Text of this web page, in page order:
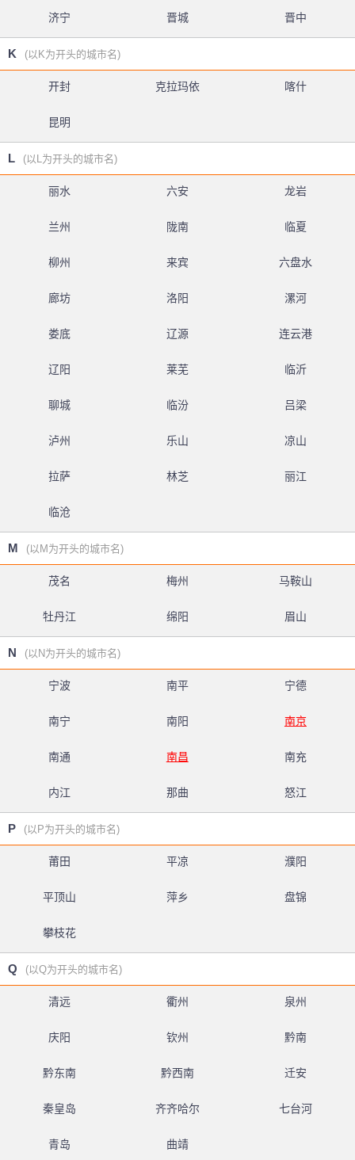
济宁 晋城 晋中
K (以K为开头的城市名)
开封 克拉玛依 喀什
昆明
L (以L为开头的城市名)
丽水 六安 龙岩
兰州 陇南 临夏
柳州 来宾 六盘水
廊坊 洛阳 漯河
娄底 辽源 连云港
辽阳 莱芜 临沂
聊城 临汾 吕梁
泸州 乐山 凉山
拉萨 林芝 丽江
临沧
M (以M为开头的城市名)
茂名 梅州 马鞍山
牡丹江 绵阳 眉山
N (以N为开头的城市名)
宁波 南平 宁德
南宁 南阳 南京
南通 南昌 南充
内江 那曲 怒江
P (以P为开头的城市名)
莆田 平凉 濮阳
平顶山 萍乡 盘锦
攀枝花
Q (以Q为开头的城市名)
清远 衢州 泉州
庆阳 钦州 黔南
黔东南 黔西南 迁安
秦皇岛 齐齐哈尔 七台河
青岛 曲靖